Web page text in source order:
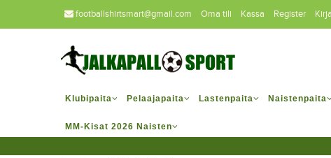
footballshirtsmart@gmail.com Oma tili Kassa Register
Klubipaita Pelaajapaita Lastenpaita Naistenpaita
MM-Kisat 2026 Naisten